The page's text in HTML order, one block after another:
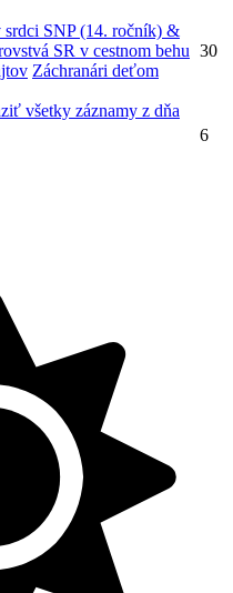
srdci SNP (14. ročník) &
SR v cestnom behu
Záchranári deťom
všetky záznamy z dňa
30
6